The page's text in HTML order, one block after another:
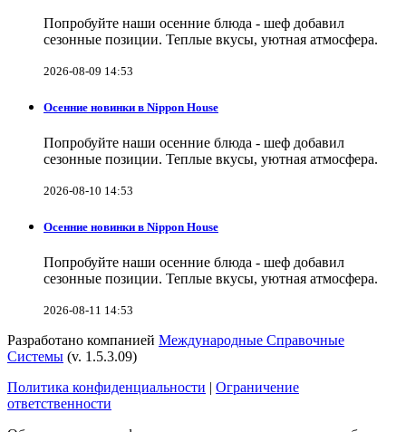
Попробуйте наши осенние блюда - шеф добавил
сезонные позиции. Теплые вкусы, уютная атмосфера.
2026-08-09 14:53
Осенние новинки в Nippon House
Попробуйте наши осенние блюда - шеф добавил
сезонные позиции. Теплые вкусы, уютная атмосфера.
2026-08-10 14:53
Осенние новинки в Nippon House
Попробуйте наши осенние блюда - шеф добавил
сезонные позиции. Теплые вкусы, уютная атмосфера.
2026-08-11 14:53
Разработано компанией Международные Справочные
Системы (v. 1.5.3.09)
Политика конфиденциальности | Ограничение
ответственности